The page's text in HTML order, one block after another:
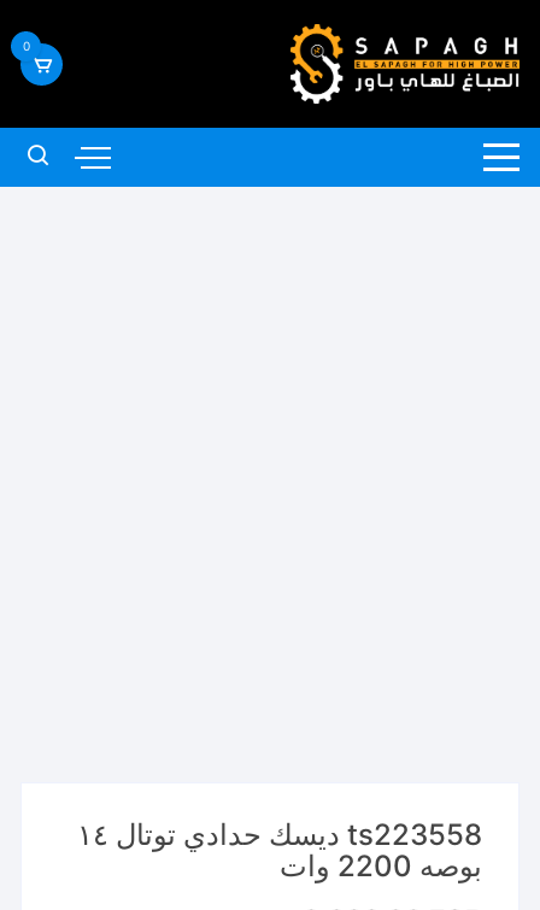
إلى
المحتوى
0
ts223558 ديسك حدادي توتال ١٤
بوصه 2200 وات